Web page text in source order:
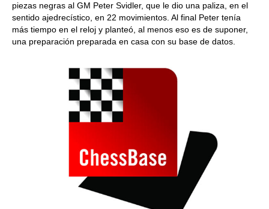
piezas negras al GM Peter Svidler, que le dio una paliza, en el
sentido ajedrecístico, en 22 movimientos. Al final Peter tenía
más tiempo en el reloj y planteó, al menos eso es de suponer,
una preparación preparada en casa con su base de datos.